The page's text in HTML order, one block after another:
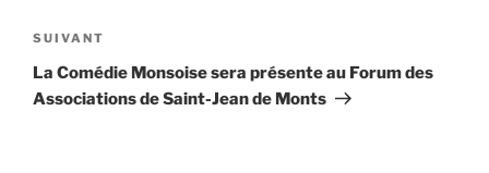
Article
suivant
SUIVANT
La Comédie Monsoise sera présente au Forum des
Associations de Saint-Jean de Monts